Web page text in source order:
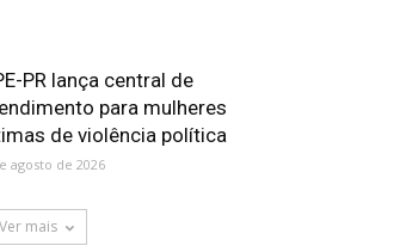
PR lança central de
para mulheres
de violência política
agosto de 2026
Ver mais